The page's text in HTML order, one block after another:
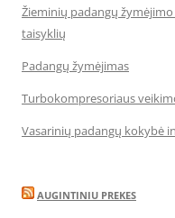
Žieminių padangų
taisyklių
Padangų žymėjimas
Turbokompresoriaus
Vasarinių padangų kokybė
AUGINTINIU PREKES